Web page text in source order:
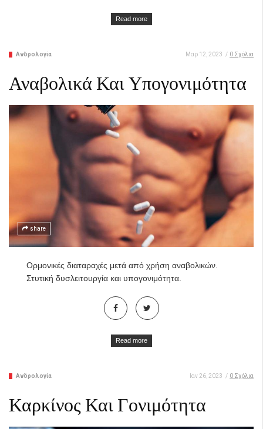
Read more
Ανδρολογία Μαρ 12, 2023 / 0 Σχόλια
Αναβολικά Και Υπογονιμότητα
share
Ορμονικές διαταραχές μετά από χρήση αναβολικών.
Στυτική δυσλειτουργία και υπογονιμότητα.
Read more
Ανδρολογία Ιαν 26, 2023 / 0 Σχόλια
Καρκίνος Και Γονιμότητα